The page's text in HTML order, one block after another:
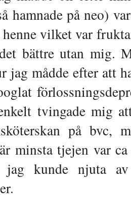
hamnade på neo)
vilket var
bättre utan mig.
jag mådde efter att
tvingade mig
på bvc,
minsta tjejen var
jag kunde njuta